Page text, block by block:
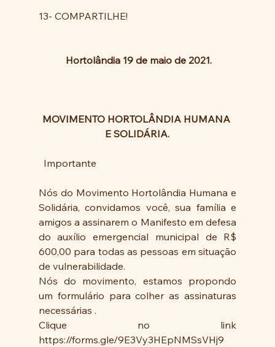
13- COMPARTILHE!
Hortolândia 19 de maio de 2021.
MOVIMENTO HORTOLÂNDIA HUMANA
E SOLIDÁRIA.
  Importante
Nós do Movimento Hortolândia Humana e
Solidária, convidamos você, sua família e
amigos a assinarem o Manifesto em defesa
do auxílio emergencial municipal de R$
600,00 para todas as pessoas em situação
de vulnerabilidade.
Nós do movimento, estamos propondo
um formulário para colher as assinaturas
necessárias .
Clique no link
https://forms.gle/9E3Vy3HEpNMSsVHj9